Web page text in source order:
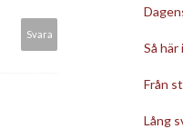
Svara
Så
Från
Lång